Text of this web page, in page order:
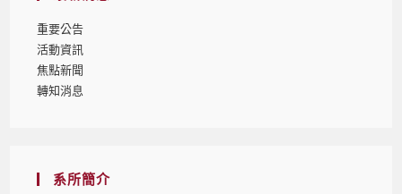
重要公告
活動資訊
焦點新聞
轉知消息
系所簡介